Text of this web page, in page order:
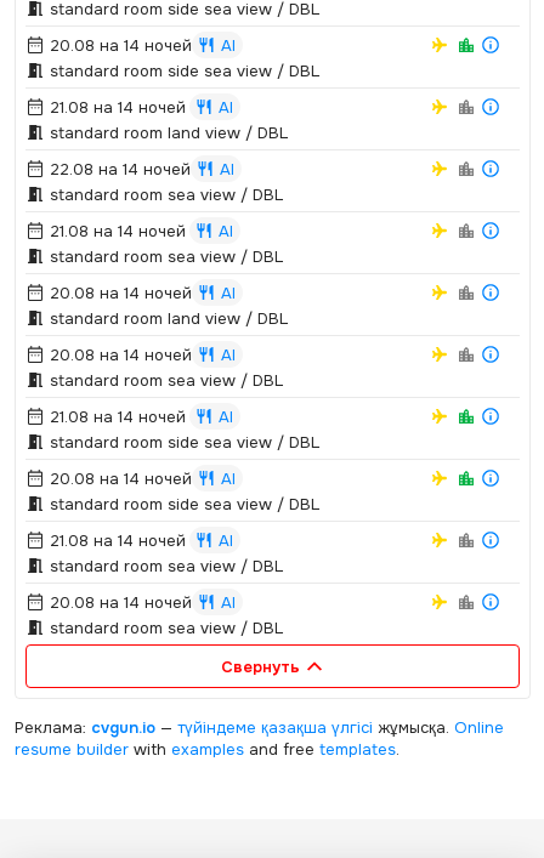
standard room side sea view / DBL
20.08 на 14 ночей
AI
standard room side sea view / DBL
21.08 на 14 ночей
AI
standard room land view / DBL
22.08 на 14 ночей
AI
standard room sea view / DBL
21.08 на 14 ночей
AI
standard room sea view / DBL
20.08 на 14 ночей
AI
standard room land view / DBL
20.08 на 14 ночей
AI
standard room sea view / DBL
21.08 на 14 ночей
AI
standard room side sea view / DBL
20.08 на 14 ночей
AI
standard room side sea view / DBL
21.08 на 14 ночей
AI
standard room sea view / DBL
20.08 на 14 ночей
AI
standard room sea view / DBL
Свернуть
Реклама: cvgun.io— түйіндеме қазақша үлгісі жұмысқа. Online
resume builderwith examplesand free templates.